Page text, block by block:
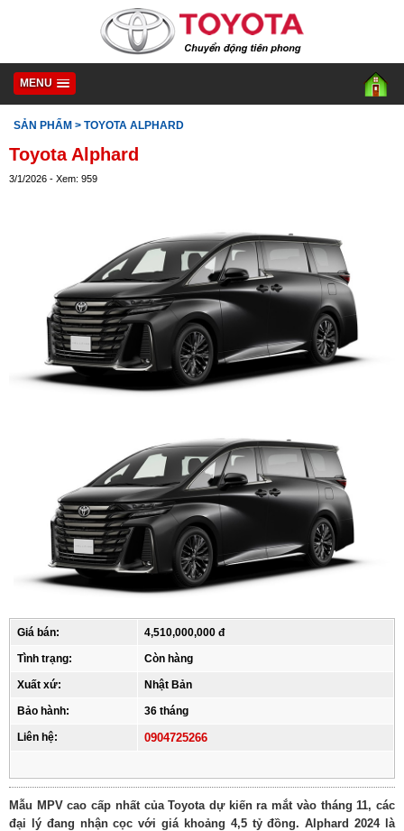
MENU
SẢN PHẨM > TOYOTA ALPHARD
Toyota Alphard
3/1/2026 - Xem: 959
Giá bán: 4,510,000,000 đ
Tình trạng: Còn hàng
Xuất xứ: Nhật Bản
Bảo hành: 36 tháng
Liên hệ: 0904725266
Mẫu MPV cao cấp nhất của Toyota dự kiến ra mắt vào tháng 11, các
đại lý đang nhận cọc với giá khoảng 4,5 tỷ đồng. Alphard 2024 là